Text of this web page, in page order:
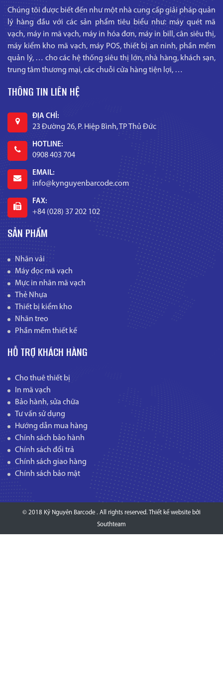
Chúng tôi được biết đến như một nhà cung cấp giải pháp quản
lý hàng đầu với các sản phẩm tiêu biểu như: máy quét mã
vạch, máy in mã vạch, máy in hóa đơn, máy in bill, cân siêu thị,
máy kiểm kho mã vạch, máy POS, thiết bị an ninh, phần mềm
quản lý, … cho các hệ thống siêu thị lớn, nhà hàng, khách sạn,
trung tâm thương mại, các chuỗi cửa hàng tiện lợi, …
THÔNG TIN LIÊN HỆ
ĐỊA CHỈ:
23 Đường 26, P. Hiệp Bình, TP Thủ Đức
HOTLINE:
0908 403 704
EMAIL:
info@kynguyenbarcode.com
FAX:
+84 (028) 37 202 102
SẢN PHẨM
Nhãn vải
Máy đọc mã vạch
Mực in nhãn mã vạch
Thẻ Nhựa
Thiết bị kiểm kho
Nhãn treo
Phần mềm thiết kế
HỖ TRỢ KHÁCH HÀNG
Cho thuê thiết bị
In mã vạch
Bảo hành, sửa chữa
Tư vấn sử dụng
Hướng dẫn mua hàng
Chính sách bảo hành
Chính sách đổi trả
Chính sách giao hàng
Chính sách bảo mật
© 2018 Kỷ Nguyên Barcode . All rights reserved. Thiết kế website bởi
Southteam